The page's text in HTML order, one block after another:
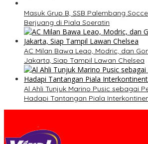
Masuk Grup B, SSB Palembang
Berjuang di Piala Soeratin
AC Milan Bawa Leao, Modric, dan
Jakarta, Siap Tampil Lawan Chelsea
Al Ahli Tunjuk Marino Pusic sebagai
Hadapi Tantangan Piala